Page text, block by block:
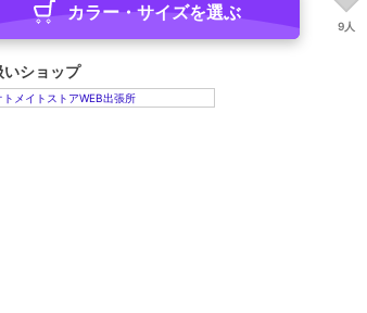
カラー・サイズを選ぶ
9人
いショップ